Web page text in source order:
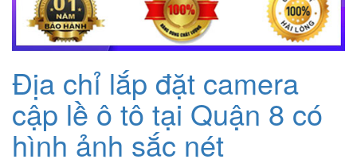
Địa chỉ lắp đặt camera
cập lề ô tô tại Quận 8 có
hình ảnh sắc nét